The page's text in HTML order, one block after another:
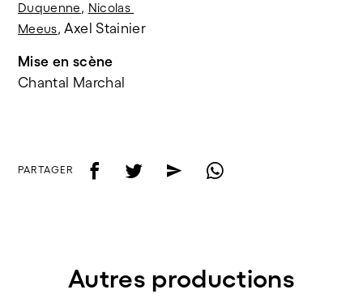
Duquenne
Nicolas
Meeus , Axel Stainier
Mise en scène
Chantal Marchal
PARTAGER f t e w
Autres productions